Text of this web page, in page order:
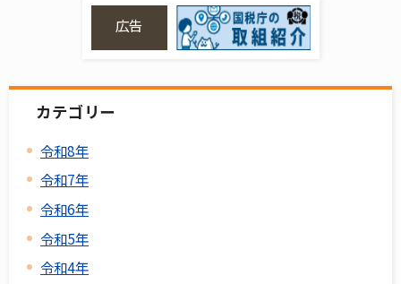
広告
カテゴリー
令和8年
令和7年
令和6年
令和5年
令和4年